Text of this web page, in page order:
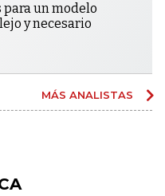
para un modelo
y necesario
MÁS ANALISTAS